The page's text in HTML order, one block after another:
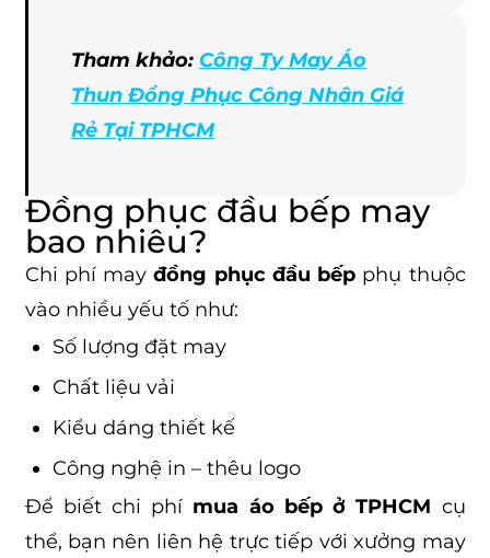
Tham khảo: Công Ty May Áo
Thun Đồng Phục Công Nhân Giá
Rẻ Tại TPHCM
Đồng phục đầu bếp may
bao nhiêu?
Chi phí mayđồng phục đầu bếp phụ thuộc
vào nhiều yếu tố như:
Số lượng đặt may
Chất liệu vải
Kiểu dáng thiết kế
Công nghệ in – thêu logo
Để biết chi phí mua áo bếp ở TPHCM cụ
thể, bạn nên liên hệ trực tiếp với xưởng may